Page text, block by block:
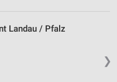
❯
Landau / Pfalz